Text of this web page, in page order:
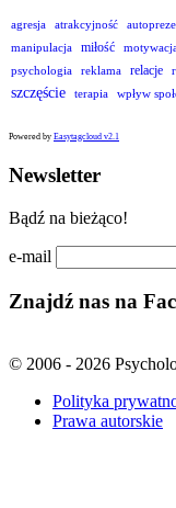
agresja atrakcyjność
manipulacja
miłość
psychologia
reklama relacje
szczęście terapia wpływ
Powered by Easytagcloud v2.1
Newsletter
Bądź na bieżąco!
e-mail
Znajdź nas na
© 2006 - 2026
Polityka
Prawa autorskie